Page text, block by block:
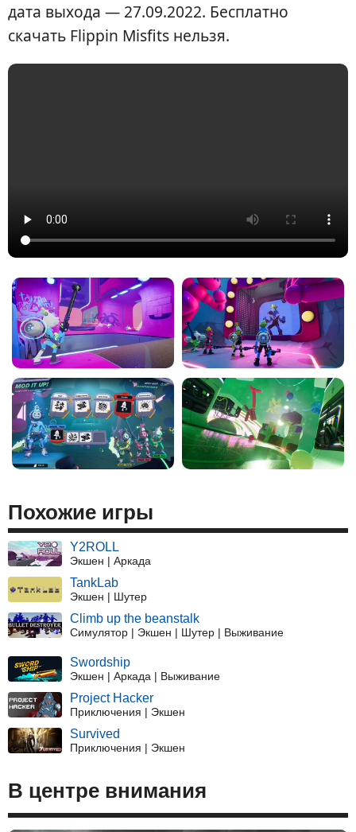
дата выхода — 27.09.2022. Бесплатно
скачать Flippin Misfits нельзя.
Похожие игры
Y2ROLL
Экшен | Аркада
TankLab
Экшен | Шутер
Climb up the beanstalk
Симулятор | Экшен | Шутер | Выживание
Swordship
Экшен | Аркада | Выживание
Project Hacker
Приключения | Экшен
Survived
Приключения | Экшен
В центре внимания